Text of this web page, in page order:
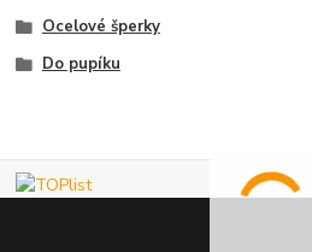
Ocelové šperky
Do pupíku